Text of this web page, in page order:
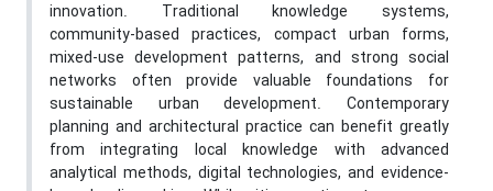
innovation. Traditional knowledge systems,
community-based practices, compact urban forms,
mixed-use development patterns, and strong social
networks often provide valuable foundations for
sustainable urban development. Contemporary
planning and architectural practice can benefit greatly
from integrating local knowledge with advanced
analytical methods, digital technologies, and evidence-